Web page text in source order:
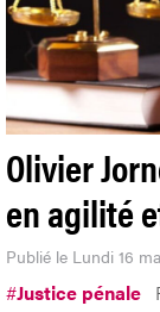
Olivier
en agilité
Publié le Lundi 16
#Justice pénale